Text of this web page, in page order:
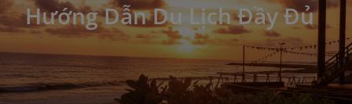
Hướng Dẫn Du Lịch Đầy Đủ